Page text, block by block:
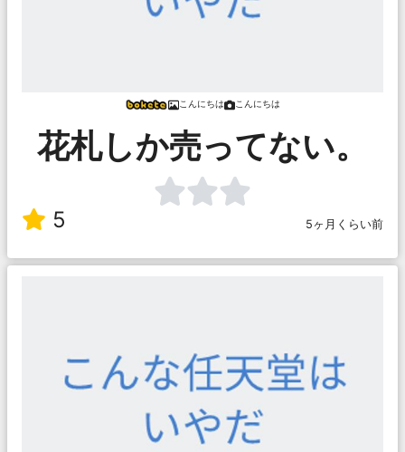
こんにちは こんにちは
花札しか売ってない。
5 5ヶ月くらい前